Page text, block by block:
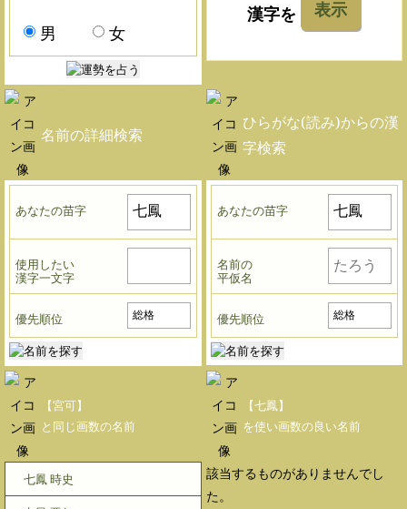
男 女
漢字を 表示
名前の詳細検索
あなたの苗字
使用したい
漢字一文字
優先順位
ひらがな(読み)からの漢
字検索
あなたの苗字
名前の
平仮名
優先順位
【宮可】
と同じ画数の名前
七鳳 時史
【七鳳】
を使い画数の良い名前
該当するものがありませんでし
た。